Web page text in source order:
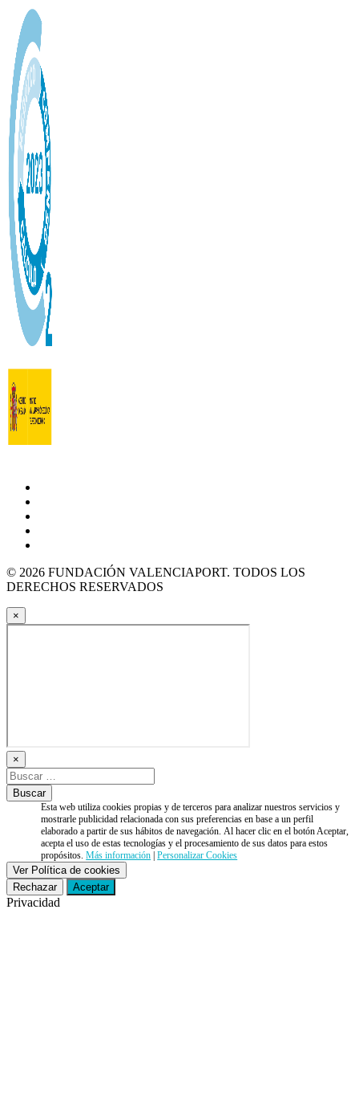
© 2026 FUNDACIÓN VALENCIAPORT. TODOS LOS
DERECHOS RESERVADOS
×
×
Esta web utiliza cookies propias y de terceros para analizar nuestros servicios y
mostrarle publicidad relacionada con sus preferencias en base a un perfil
elaborado a partir de sus hábitos de navegación. Al hacer clic en el botón Aceptar,
acepta el uso de estas tecnologías y el procesamiento de sus datos para estos
propósitos.Más información |Personalizar Cookies
Ver Política de cookies
Rechazar
Aceptar
Privacidad